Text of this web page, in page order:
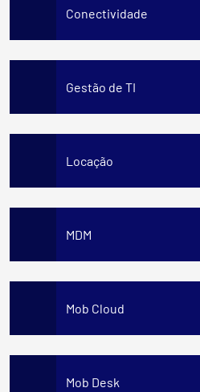
Conectividade
Gestão de TI
Locação
MDM
Mob Cloud
Mob Desk